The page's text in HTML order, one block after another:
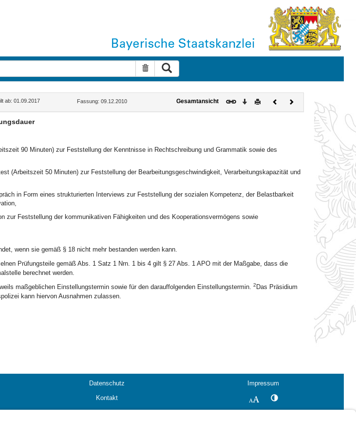
Suche zurücksetzen
ab: 01.09.2017 Fassung: 09.12.2010 Gesamtansicht Download
DruckenVorherigesNächstes
Dokument
90 Minuten) zur Feststellung der Kenntnisse in Rechtschreibung und Grammatik sowie des
(Arbeitszeit 50 Minuten) zur Feststellung der Bearbeitungsgeschwindigkeit, Verarbeitungskapazität und
in Form eines strukturierten Interviews zur Feststellung der sozialen Kompetenz, der Belastbarkeit
zur Feststellung der kommunikativen Fähigkeiten und des Kooperationsvermögens sowie
wenn sie gemäß § 18 nicht mehr bestanden werden kann.
Prüfungsteile gemäß Abs. 1 Satz 1 Nrn. 1 bis 4 gilt § 27 Abs. 1 APO mit der Maßgabe, dass die
berechnet werden.
maßgeblichen Einstellungstermin sowie für den darauffolgenden Einstellungstermin. 2 Das Präsidium
kann hiervon Ausnahmen zulassen.
Datenschutz
Impressum
Kontakt SchriftgrößeKontrastwechsel